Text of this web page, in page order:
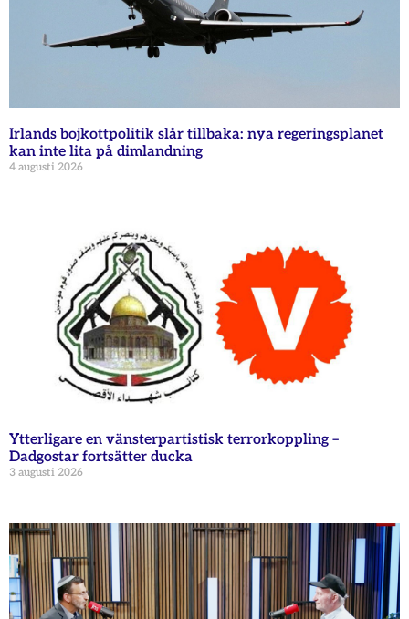
Irlands bojkottpolitik slår tillbaka: nya regeringsplanet
kan inte lita på dimlandning
4 augusti 2026
Ytterligare en vänsterpartistisk terrorkoppling –
Dadgostar fortsätter ducka
3 augusti 2026